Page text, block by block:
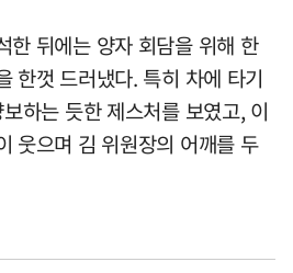
한 뒤에는 양자 회담을 위해 한
한껏 드러냈다. 특히 차에 타기
하는 듯한 제스처를 보였고, 이
웃으며 김 위원장의 어깨를 두